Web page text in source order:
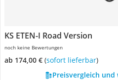
KS ETEN-I Road Version
noch keine Bewertungen
ab 174,00 € ( Sofort lieferbar)
Preisvergleich